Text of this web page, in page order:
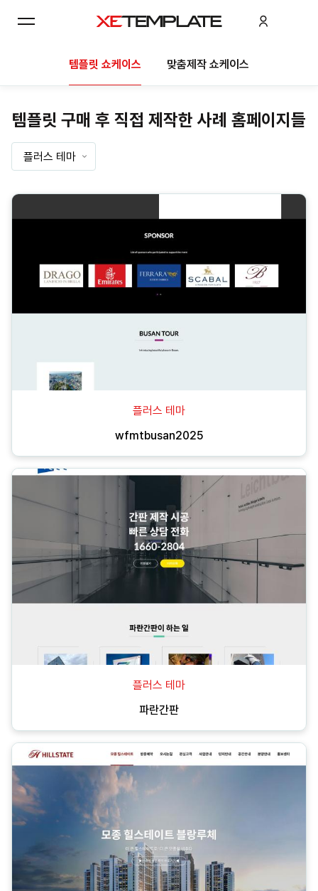
템플릿 쇼케이스 맞춤제작 쇼케이스
템플릿 구매 후 직접 제작한 사례 홈페이지들
플러스 테마
플러스 테마
wfmtbusan2025
플러스 테마
파란간판